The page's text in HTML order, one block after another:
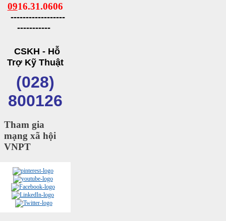
0916.31.0606
------------------
-----------
CSKH - Hỗ
Trợ Kỹ Thuật
(028)
800126
Tham gia
mạng xã hội
VNPT